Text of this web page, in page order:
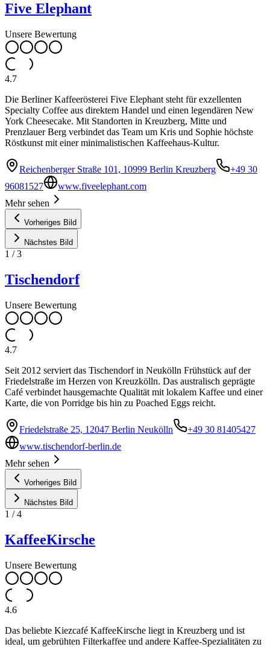
Five Elephant
Unsere Bewertung
4.7
Die Berliner Kaffeerösterei Five Elephant steht für exzellenten
Specialty Coffee aus direktem Handel und einen legendären New
York Cheesecake. Mit Standorten in Kreuzberg, Mitte und
Prenzlauer Berg verbindet das Team um Kris und Sophie höchste
Röstkunst mit einer minimalistischen Kaffeehaus-Kultur.
Reichenberger Straße 101, 10999 Berlin Kreuzberg
+49 30
96081527
www.fiveelephant.com
Mehr sehen
Vorheriges Bild
Nächstes Bild
1 /3
Tischendorf
Unsere Bewertung
4.7
Seit 2012 serviert das Tischendorf in Neukölln Frühstück auf der
Friedelstraße im Herzen von Kreuzkölln. Das australisch geprägte
Café verbindet hausgemachte Qualität mit lokalem Kaffee und einer
Karte, die von Porridge bis hin zu Poached Eggs reicht.
Friedelstraße 25, 12047 Berlin Neukölln
+49 30 81405427
www.tischendorf-berlin.de
Mehr sehen
Vorheriges Bild
Nächstes Bild
1 /4
KaffeeKirsche
Unsere Bewertung
4.6
Das beliebte Kiezcafé KaffeeKirsche liegt in Kreuzberg und ist
ideal, um gebrühten Filterkaffee und andere Kaffee-Spezialitäten zu